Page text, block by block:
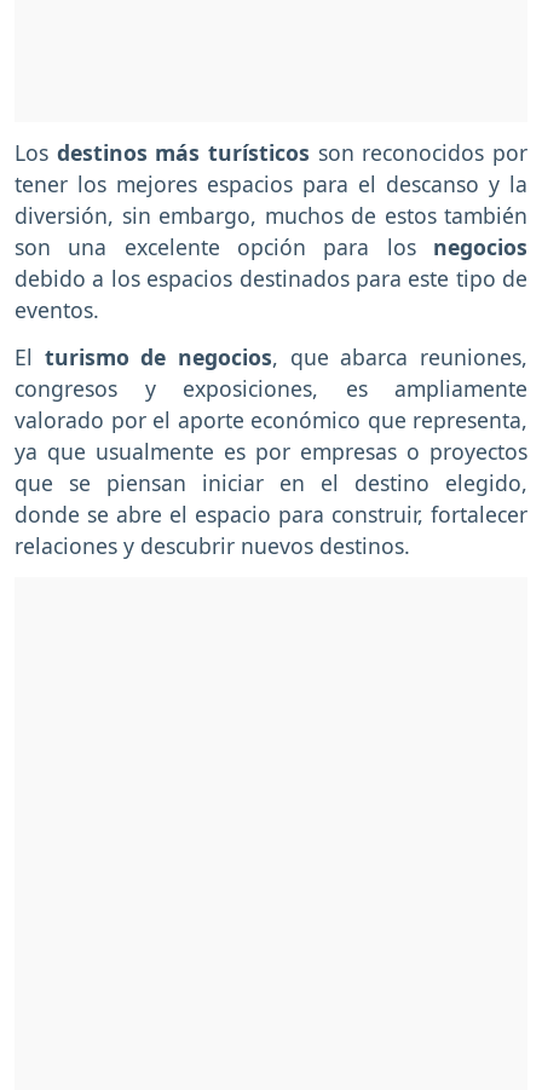
Los destinos más turísticos son reconocidos por
tener los mejores espacios para el descanso y la
diversión, sin embargo, muchos de estos también
son una excelente opción para los negocios
debido a los espacios destinados para este tipo de
eventos.
El turismo de negocios, que abarca reuniones,
congresos y exposiciones, es ampliamente
valorado por el aporte económico que representa,
ya que usualmente es por empresas o proyectos
que se piensan iniciar en el destino elegido,
donde se abre el espacio para construir, fortalecer
relaciones y descubrir nuevos destinos.